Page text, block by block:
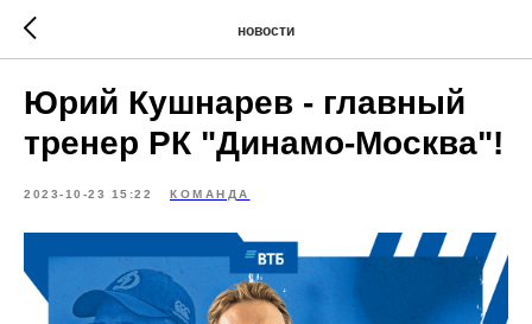
новости
Юрий Кушнарев - главный
тренер РК "Динамо-Москва"!
2023-10-23 15:22 КОМАНДА